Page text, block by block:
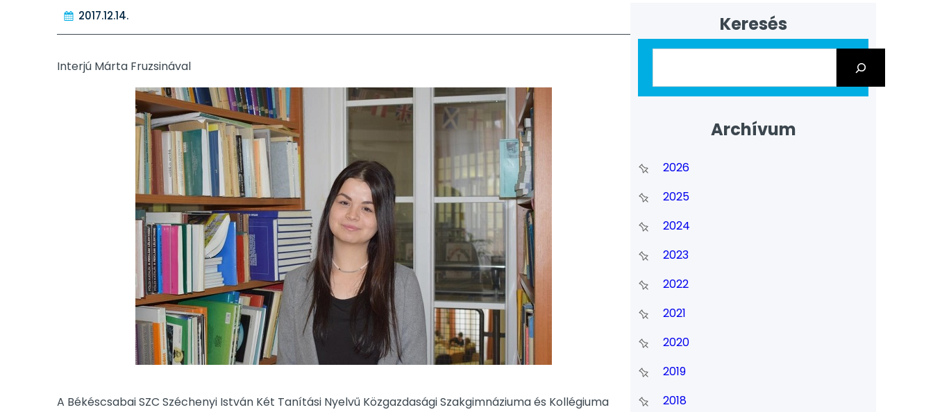
2017.12.14.
Interjú Márta Fruzsinával
A Békéscsabai SZC Széchenyi István Két Tanítási Nyelvű Közgazdasági Szakgimnáziuma és Kollégiuma
Keresés
Archívum
2026
2025
2024
2023
2022
2021
2020
2019
2018